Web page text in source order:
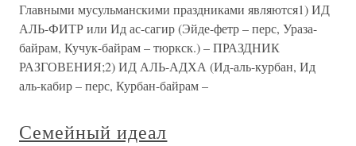
Главными мусульманскими праздниками являются1) ИД
АЛЬ-ФИТР или Ид ас-сагир (Эйде-фетр – перс, Ураза-
байрам, Кучук-байрам – тюркск.) – ПРАЗДНИК
РАЗГОВЕНИЯ;2) ИД АЛЬ-АДХА (Ид-аль-курбан, Ид
аль-кабир – перс, Курбан-байрам –
Семейный идеал